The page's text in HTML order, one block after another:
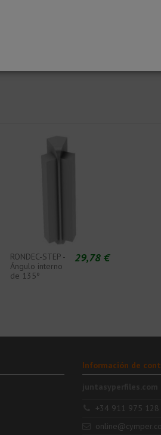
RONDEC-STEP -
Ángulo interno
de 135º
29,78 €
Información de
+34 911 975 128